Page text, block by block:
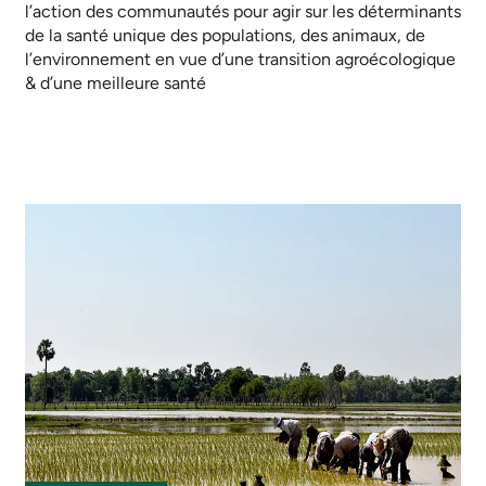
l’action des communautés pour agir sur les déterminants
de la santé unique des populations, des animaux, de
l’environnement en vue d’une transition agroécologique
& d’une meilleure santé